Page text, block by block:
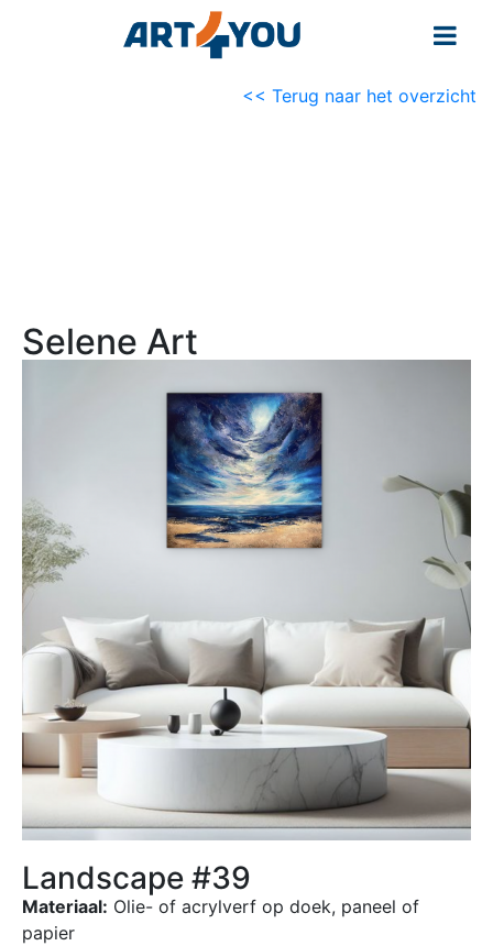
<< Terug naar het overzicht
Selene Art
Landscape #39
Materiaal: Olie- of acrylverf op doek, paneel of
papier